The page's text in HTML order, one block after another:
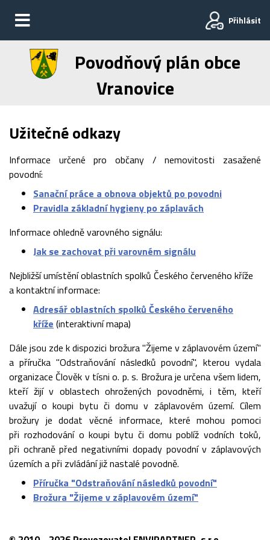
Přihlásit
Povodňový plán obce
Vranovice
Užitečné odkazy
Informace určené pro občany / nemovitosti zasažené
povodní:
Sanační práce a obnova objektů po povodni
Pravidla základní hygieny po záplavách
Informace ohledně varovného signálu:
Jak se zachovat při varovném signálu
Nejbližší umístění oblastních spolků Českého červeného kříže
a kontaktní informace:
Adresář oblastních spolků Českého červeného
kříže (interaktivní mapa)
Dále jsou zde k dispozici brožura "Žijeme v záplavovém území"
a příručka "Odstraňování následků povodní", kterou vydala
organizace Člověk v tísni o. p. s. Brožura je určena všem lidem,
kteří žijí v oblastech ohrožených povodněmi, i těm, kteří
uvažují o koupi bytu či domu v záplavovém území. Cílem
brožury je dodat věcné informace, které mohou pomoci
při rozhodování o koupi bytu či domu poblíž vodních toků,
při ochraně před negativními dopady povodní v záplavových
územích a při zvládání již nastalé povodně.
Příručka "Odstraňování následků povodní"
Brožura "Žijeme v záplavovém území"